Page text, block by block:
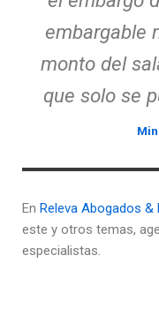
embargable
monto del
que solo se
En Releva Abogados &
este y otros temas,
especialistas.